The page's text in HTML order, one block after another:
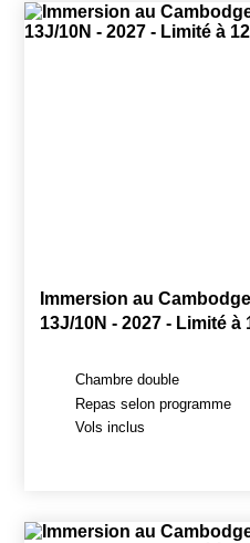
Immersion au
13J/10N - 2027 - Limité à
Chambre double
Repas selon programme
Vols inclus